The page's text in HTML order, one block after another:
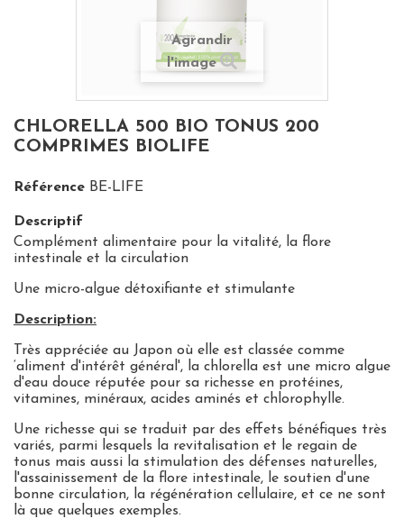
Agrandir
l'image
CHLORELLA 500 BIO TONUS 200
COMPRIMES BIOLIFE
Référence BE-LIFE
Descriptif
Complément alimentaire pour la vitalité, la flore
intestinale et la circulation
Une micro-algue détoxifiante et stimulante
Description:
Très appréciée au Japon où elle est classée comme
‘aliment d'intérêt général', la chlorella est une micro algue
d'eau douce réputée pour sa richesse en protéines,
vitamines, minéraux, acides aminés et chlorophylle.
Une richesse qui se traduit par des effets bénéfiques très
variés, parmi lesquels la revitalisation et le regain de
tonus mais aussi la stimulation des défenses naturelles,
l'assainissement de la flore intestinale, le soutien d'une
bonne circulation, la régénération cellulaire, et ce ne sont
là que quelques exemples.